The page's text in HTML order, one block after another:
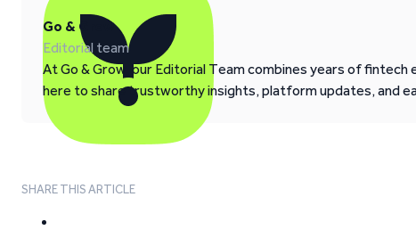
Go & Grow
Editorial team
At Go & Grow, our Editorial Team combines years of fintech
here to share trustworthy insights, platform updates, and
SHARE THIS ARTICLE